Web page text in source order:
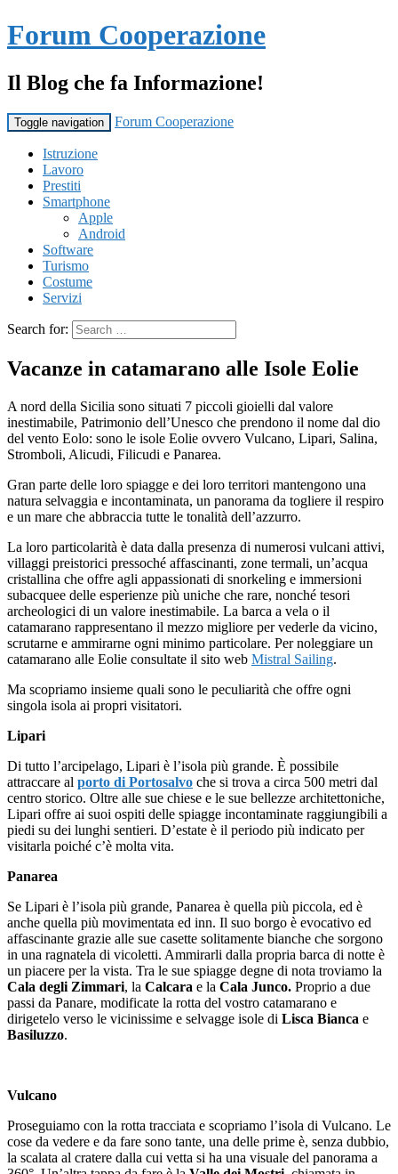
Forum Cooperazione
Il Blog che fa Informazione!
Toggle navigation Forum Cooperazione
Istruzione
Lavoro
Prestiti
Smartphone
Apple
Android
Software
Turismo
Costume
Servizi
Search for:
Vacanze in catamarano alle Isole Eolie
A nord della Sicilia sono situati 7 piccoli gioielli dal valore
inestimabile, Patrimonio dell’Unesco che prendono il nome dal dio
del vento Eolo: sono le isole Eolie ovvero Vulcano, Lipari, Salina,
Stromboli, Alicudi, Filicudi e Panarea.
Gran parte delle loro spiagge e dei loro territori mantengono una
natura selvaggia e incontaminata, un panorama da togliere il respiro
e un mare che abbraccia tutte le tonalità dell’azzurro.
La loro particolarità è data dalla presenza di numerosi vulcani attivi,
villaggi preistorici pressoché affascinanti, zone termali, un’acqua
cristallina che offre agli appassionati di snorkeling e immersioni
subacquee delle esperienze più uniche che rare, nonché tesori
archeologici di un valore inestimabile. La barca a vela o il
catamarano rappresentano il mezzo migliore per vederle da vicino,
scrutarne e ammirarne ogni minimo particolare. Per noleggiare un
catamarano alle Eolie consultate il sito web Mistral Sailing.
Ma scopriamo insieme quali sono le peculiarità che offre ogni
singola isola ai propri visitatori.
Lipari
Di tutto l’arcipelago, Lipari è l’isola più grande. È possibile
attraccare al porto di Portosalvo che si trova a circa 500 metri dal
centro storico. Oltre alle sue chiese e le sue bellezze architettoniche,
Lipari offre ai suoi ospiti delle spiagge incontaminate raggiungibili a
piedi su dei lunghi sentieri. D’estate è il periodo più indicato per
visitarla poiché c’è molta vita.
Panarea
Se Lipari è l’isola più grande, Panarea è quella più piccola, ed è
anche quella più movimentata ed inn. Il suo borgo è evocativo ed
affascinante grazie alle sue casette solitamente bianche che sorgono
in una ragnatela di vicoletti. Ammirarli dalla propria barca di notte è
un piacere per la vista. Tra le sue spiagge degne di nota troviamo la
Cala degli Zimmari, la Calcara e la Cala Junco. Proprio a due
passi da Panare, modificate la rotta del vostro catamarano e
dirigetelo verso le vicinissime e selvagge isole di Lisca Bianca e
Basiluzzo.
Vulcano
Proseguiamo con la rotta tracciata e scopriamo l’isola di Vulcano. Le
cose da vedere e da fare sono tante, una delle prime è, senza dubbio,
la scalata al cratere dalla cui vetta si ha una visuale del panorama a